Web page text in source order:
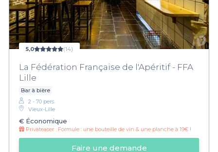
5,0 (14)
La Fédération Française de l'Apéritif - FFA
Lille
Bar à bière
2 - 70 pers.
Vieux-Lille
€ Économique
Privateaser : Formule : une bouteille de vin & une planche à 19€ !
Faire une demande